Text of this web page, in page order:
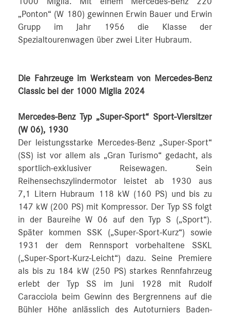
„Ponton“ (W 180) gewinnen Erwin Bauer und Erwin
Grupp im Jahr 1956 die Klasse der
Spezialtourenwagen über zwei Liter Hubraum.
Die Fahrzeuge im Werksteam von Mercedes-Benz
Classic bei der 1000 Miglia 2024
Mercedes-Benz Typ „Super-Sport“ Sport-Viersitzer
(W 06), 1930
Der leistungsstarke Mercedes-Benz „Super-Sport“
(SS) ist vor allem als „Gran Turismo“ gedacht, als
sportlich-exklusiver Reisewagen. Sein
Reihensechszylindermotor leistet ab 1930 aus
7,1 Litern Hubraum 118 kW (160 PS) und bis zu
147 kW (200 PS) mit Kompressor. Der Typ SS folgt
in der Baureihe W 06 auf den Typ S („Sport“).
Später kommen SSK („Super-Sport-Kurz“) sowie
1931 der dem Rennsport vorbehaltene SSKL
(„Super-Sport-Kurz-Leicht“) dazu. Seine Premiere
als bis zu 184 kW (250 PS) starkes Rennfahrzeug
erlebt der Typ SS im Juni 1928 mit Rudolf
Caracciola beim Gewinn des Bergrennens auf die
Bühler Höhe anlässlich des Autoturniers Baden-